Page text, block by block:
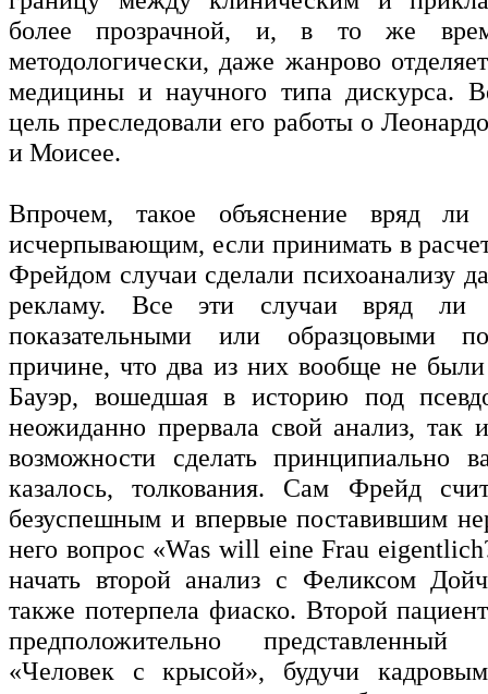
более прозрачной, и, в то же
методологически, даже жанрово
медицины и научного типа дискурса.
цель преследовали его работы о
и Моисее.
Впрочем, такое объяснение вряд ли
исчерпывающим, если принимать в
Фрейдом случаи сделали психоанализу
рекламу. Все эти случаи вряд ли
показательными или образцовыми
причине, что два из них вообще не
Бауэр, вошедшая в историю под
неожиданно прервала свой анализ, так
возможности сделать принципиально
казалось, толкования. Сам Фрейд
безуспешным и впервые поставившим
него вопрос «Was will eine Frau
начать второй анализ с Феликсом
также потерпела фиаско. Второй
предположительно
«Человек с крысой», будучи